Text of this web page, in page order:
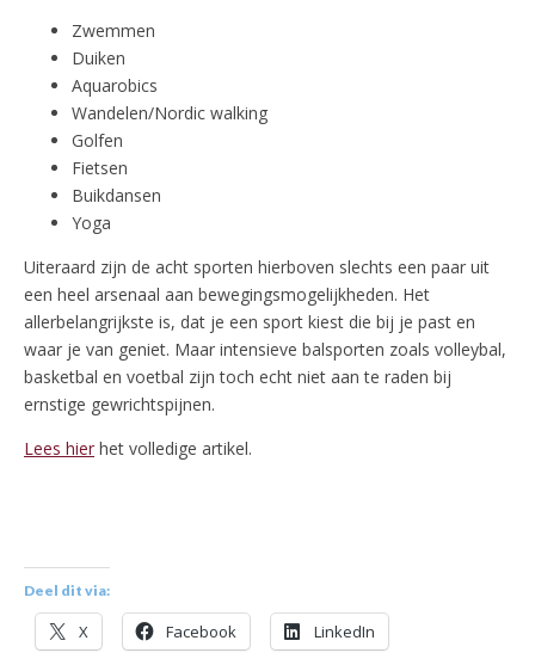
Zwemmen
Duiken
Aquarobics
Wandelen/Nordic walking
Golfen
Fietsen
Buikdansen
Yoga
Uiteraard zijn de acht sporten hierboven slechts een paar uit
een heel arsenaal aan bewegingsmogelijkheden. Het
allerbelangrijkste is, dat je een sport kiest die bij je past en
waar je van geniet. Maar intensieve balsporten zoals volleybal,
basketbal en voetbal zijn toch echt niet aan te raden bij
ernstige gewrichtspijnen.
Lees hier het volledige artikel.
Deel dit via:
X Facebook LinkedIn